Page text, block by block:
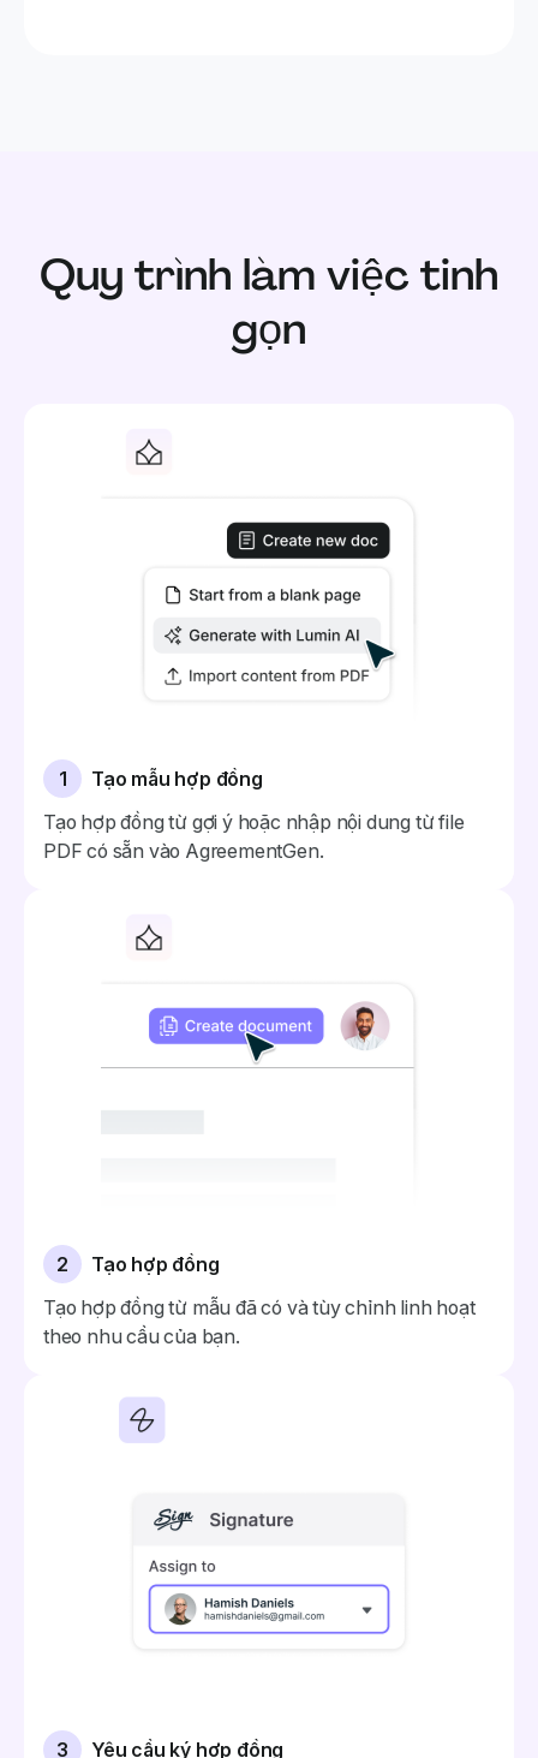
Quy trình làm việc tinh
gọn
1
Tạo mẫu hợp đồng
Tạo hợp đồng từ gợi ý hoặc nhập nội dung từ file
PDF có sẵn vào AgreementGen.
2
Tạo hợp đồng
Tạo hợp đồng từ mẫu đã có và tùy chỉnh linh hoạt
theo nhu cầu của bạn.
3
Yêu cầu ký hợp đồng